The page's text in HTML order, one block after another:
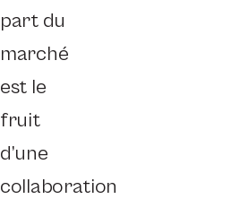
part du
marché
est le
fruit
d’une
collaboration